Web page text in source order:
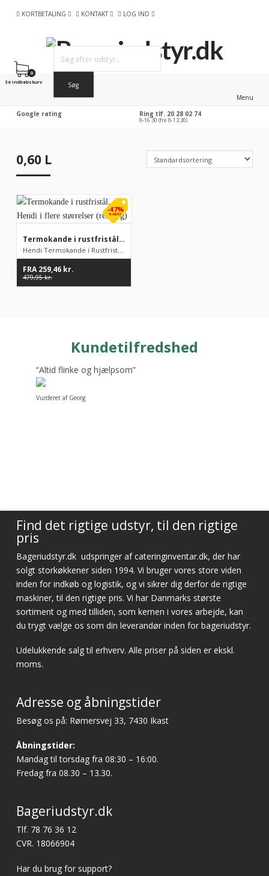
KORTBETALING KONTAKT LOG IND
Menu
0
Se indkøbskurv
Google rating Ring tlf. 20 28 02 74
8-16.30 (fre 8-13.30)
0,60 L
-47%
RABAT
Termokande i rustfristål, Hendi i flere størrelser (restsalg)
Hendi Termokande i Rustfristål Dobbeltvægget rustfristål termo...
FRA259,46 kr.
479,95kr.
Kundetilfredshed
“Altid flinke og hjælpsom”
Vurderet af Georg
Find det rigtige udstyr, til den rigtige
pris
Bageriudstyr.dk udspringer af cateringinventar.dk, der har
solgt storkøkkener siden 1994. Vi bruger vores store viden
inden for indkøb og logistik, og vi sikrer dig derfor de rigtige
maskiner, til den rigtige pris. Vi har Danmarks største
sortiment og med tilliden, som kernen i vores arbejde, kan
du trygt vælge os som din leverandør inden for bageriudstyr.
Udelukkende salg til erhverv. Alle priser på siden er ekskl.
moms.
Adresse og åbningstider
Besøg os på: Rømersvej 33, 7430 Ikast
Åbningstider:
Mandag til torsdag fra 08:30 – 16:00.
Fredag fra 08.30 – 13.30.
Bageriudstyr.dk
Tlf. 78 76 36 12
CVR. 18066904
Har du brug for support?